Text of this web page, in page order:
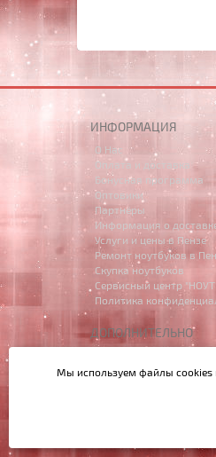
ИНФОРМАЦИЯ
О Нас
Оплата и доставка
Бонусная программа
Оптовики
Партнёры
Информация о
Услуги и цены в Пензе
Ремонт ноутбуков в
Скупка ноутбуков
Сервисный центр
Политика
ДОПОЛНИТЕЛЬНО
Акции
Данный сайт носит
Мы используем файлы cookies